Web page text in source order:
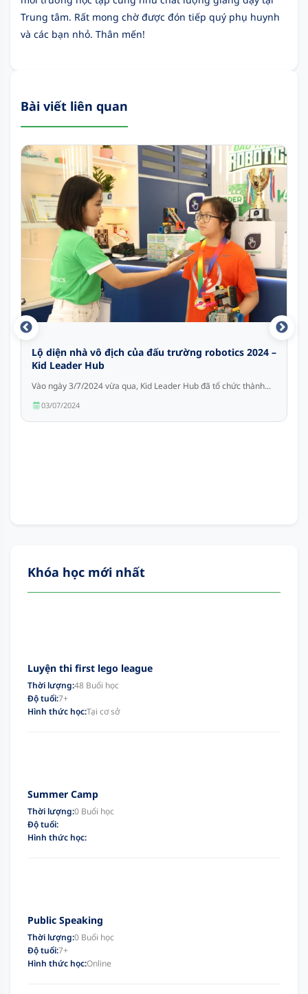
Trung tâm. Rất mong chờ được đón tiếp quý phụ huynh
và các bạn nhỏ. Thân mến!
Bài viết liên quan
Lộ diện nhà vô địch của đấu trường robotics 2024 –
Kid Leader Hub
Vào ngày 3/7/2024 vừa qua, Kid Leader Hub đã tổ chức thành...
03/07/2024
Khóa học mới nhất
Luyện thi first lego league
Thời lượng:48 Buổi học
Độ tuổi:7+
Hình thức học:Tại cơ sở
Summer Camp
Thời lượng:0 Buổi học
Độ tuổi:
Hình thức học:
Public Speaking
Thời lượng:0 Buổi học
Độ tuổi:7+
Hình thức học:Online